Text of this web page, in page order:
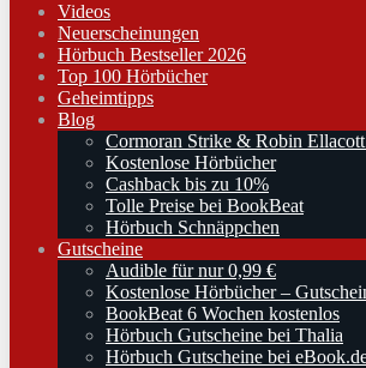
Videos
Neuerscheinungen
Hörbuch Bestseller 2026
Top 100 Hörbücher
Geheimtipps
Blog
Cormoran Strike & Robin
Kostenlose Hörbücher
Cashback bis zu 10%
Tolle Preise bei BookBeat
Hörbuch Schnäppchen
Gutscheine
Audible für nur 0,99 €
Kostenlose Hörbücher –
BookBeat 6 Wochen kostenlos
Hörbuch Gutscheine bei Thalia
Hörbuch Gutscheine bei